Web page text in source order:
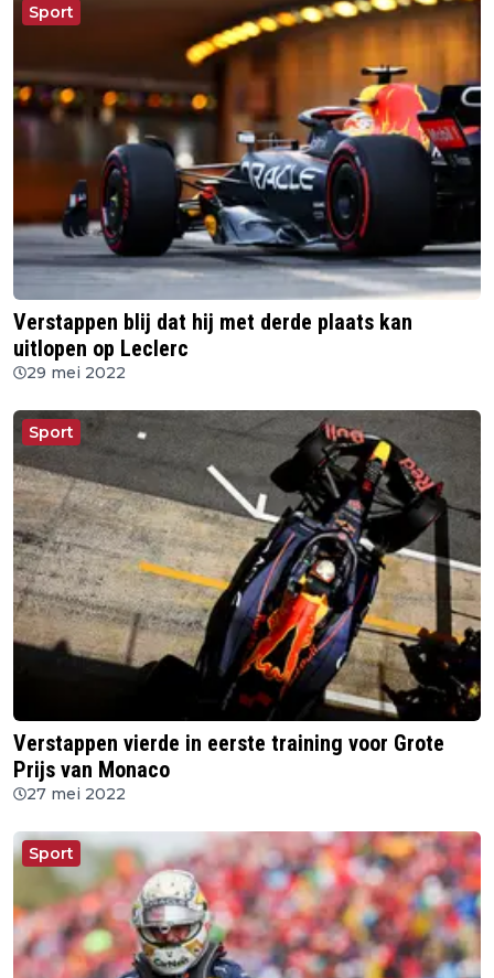
Sport
Verstappen blij dat hij met derde plaats kan
uitlopen op Leclerc
29 mei 2022
Sport
Verstappen vierde in eerste training voor Grote
Prijs van Monaco
27 mei 2022
Sport